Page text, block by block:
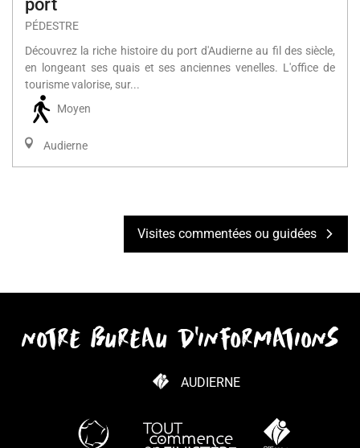
port
PÉDESTRE
Découvrez la riche histoire du port d'Audierne au fil des siècle,
en longeant ses quais et ses anciennes venelles. L'office de
tourisme valorise, sur...
Moyen
Audierne
Visites commentées ou guidées
notre bureau d'informations
AUDIERNE